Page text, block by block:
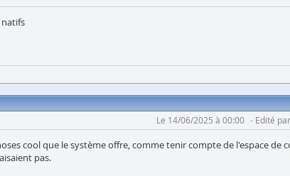
Le 14/06/2025 à 00:00 Edité
cool que le système offre, comme tenir compte de l'espace de
pas.